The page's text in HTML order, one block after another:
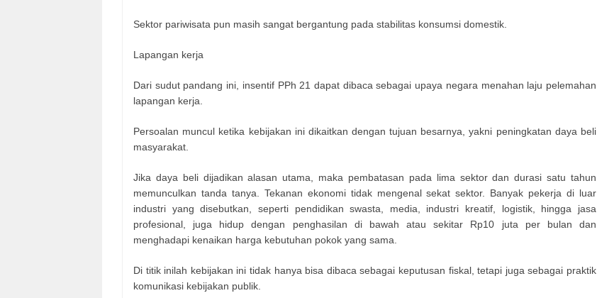
Sektor pariwisata pun masih sangat bergantung pada stabilitas konsumsi domestik.
Lapangan kerja
Dari sudut pandang ini, insentif PPh 21 dapat dibaca sebagai upaya negara menahan laju pelemahan
lapangan kerja.
Persoalan muncul ketika kebijakan ini dikaitkan dengan tujuan besarnya, yakni peningkatan daya beli
masyarakat.
Jika daya beli dijadikan alasan utama, maka pembatasan pada lima sektor dan durasi satu tahun
memunculkan tanda tanya. Tekanan ekonomi tidak mengenal sekat sektor. Banyak pekerja di luar
industri yang disebutkan, seperti pendidikan swasta, media, industri kreatif, logistik, hingga jasa
profesional, juga hidup dengan penghasilan di bawah atau sekitar Rp10 juta per bulan dan
menghadapi kenaikan harga kebutuhan pokok yang sama.
Di titik inilah kebijakan ini tidak hanya bisa dibaca sebagai keputusan fiskal, tetapi juga sebagai praktik
komunikasi kebijakan publik.